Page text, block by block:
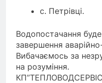
с. Петрівці.
Водопостачання
завершення
Вибачаємось за
на розуміння.